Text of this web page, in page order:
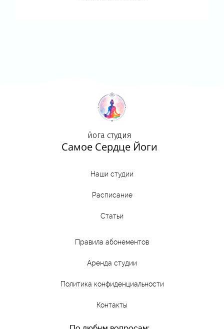
йога студия
Самое Сердце Йоги
Наши студии
Расписание
Статьи
Правила абонементов
Аренда студии
Политика конфиденциальности
Контакты